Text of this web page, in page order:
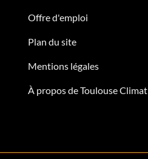
Offre d'emploi
Plan du site
Mentions légales
À propos de Toulouse Climat